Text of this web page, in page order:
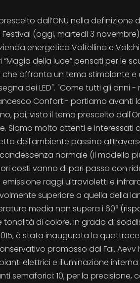
dall’ONU nella definizione
(oggi, martedì 3
energetica Valtellina e
della luce” pensati per le
affronta un tema stimolante e
dei LED". "Come tutti gli anni
Conforti- portiamo avanti
poi, visto il tema prescelto
Siamo molto attenti e interessati
dell'ambiente passino
normale (il modello
costi vanno di pari passo con
raggi ultravioletti e
superiore a quella della
media non supera i 60°
di colore, in grado di
è stata inaugurata la
promosso dal Fai.
elettrici e illuminazione
semaforici: 10, per la precisione,